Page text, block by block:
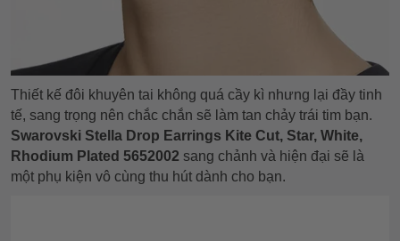
Thiết kế đôi khuyên tai không quá cầy kì nhưng lại đầy tinh
tế, sang trọng nên chắc chắn sẽ làm tan chảy trái tim bạn.
Swarovski Stella Drop Earrings Kite Cut, Star, White,
Rhodium Plated 5652002 sang chảnh và hiện đại sẽ là
một phụ kiện vô cùng thu hút dành cho bạn.